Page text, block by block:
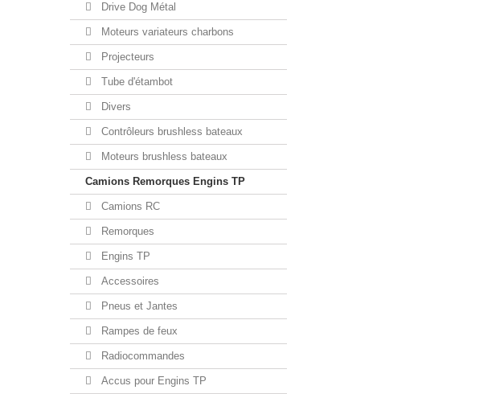
Drive Dog Métal
Moteurs variateurs charbons
Projecteurs
Tube d'étambot
Divers
Contrôleurs brushless bateaux
Moteurs brushless bateaux
Camions Remorques Engins TP
Camions RC
Remorques
Engins TP
Accessoires
Pneus et Jantes
Rampes de feux
Radiocommandes
Accus pour Engins TP